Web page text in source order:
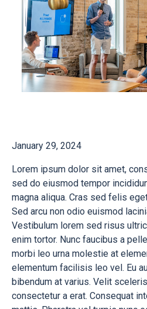
January 29, 2024
Lorem ipsum dolor sit amet,
sed do eiusmod tempor
magna aliqua. Cras sed felis
Sed arcu non odio euismod
Vestibulum lorem sed risus
enim tortor. Nunc faucibus a
morbi leo urna molestie at
elementum facilisis leo vel. Eu
bibendum at varius. Velit
consectetur a erat. Consequat